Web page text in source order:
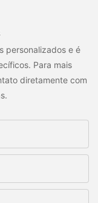
personalizados e é
Para mais
diretamente com